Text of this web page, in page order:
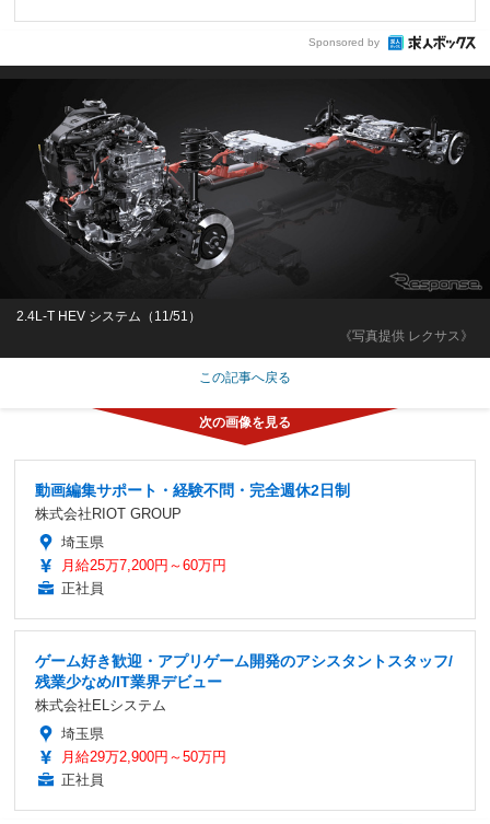
Sponsored by
《写真提供 レクサス》
2.4L-T HEV システム（11/51）
この記事へ戻る
動画編集サポート・経験不問・完全週休2日制
株式会社RIOT GROUP
埼玉県
月給25万7,200円～60万円
正社員
ゲーム好き歓迎・アプリゲーム開発のアシスタントスタッフ/
残業少なめ/IT業界デビュー
株式会社ELシステム
埼玉県
月給29万2,900円～50万円
正社員